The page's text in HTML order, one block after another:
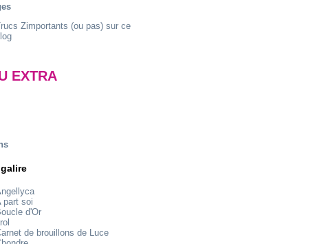
Zimportants (ou pas) sur ce
EXTRA
part soi
d'Or
de brouillons de Luce